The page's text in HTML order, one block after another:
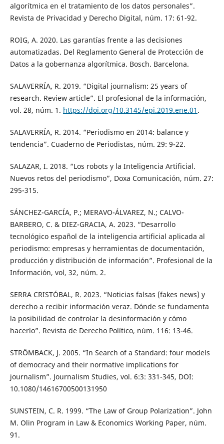
algorítmica en el tratamiento de los datos personales”.
Revista de Privacidad y Derecho Digital, núm. 17: 61-92.
ROIG, A. 2020. Las garantías frente a las decisiones
automatizadas. Del Reglamento General de Protección de
Datos a la gobernanza algorítmica. Bosch. Barcelona.
SALAVERRÍA, R. 2019. “Digital journalism: 25 years of
research. Review article”. El profesional de la información,
vol. 28, núm. 1. https://doi.org/10.3145/epi.2019.ene.01 .
SALAVERRÍA, R. 2014. “Periodismo en 2014: balance y
tendencia”. Cuaderno de Periodistas, núm. 29: 9-22.
SALAZAR, I. 2018. “Los robots y la Inteligencia Artificial.
Nuevos retos del periodismo”, Doxa Comunicación, núm. 27:
295-315.
SÁNCHEZ-GARCÍA, P.; MERAVO-ÁLVAREZ, N.; CALVO-
BARBERO, C. & DIEZ-GRACIA, A. 2023. “Desarrollo
tecnológico español de la inteligencia artificial aplicada al
periodismo: empresas y herramientas de documentación,
producción y distribución de información”. Profesional de la
Información, vol, 32, núm. 2.
SERRA CRISTÓBAL, R. 2023. “Noticias falsas (fakes news) y
derecho a recibir información veraz. Dónde se fundamenta
la posibilidad de controlar la desinformación y cómo
hacerlo”. Revista de Derecho Político, núm. 116: 13-46.
STRÖMBACK, J. 2005. “In Search of a Standard: four models
of democracy and their normative implications for
journalism”. Journalism Studies, vol. 6:3: 331-345, DOI:
10.1080/14616700500131950
SUNSTEIN, C. R. 1999. “The Law of Group Polarization”. John
M. Olin Program in Law & Economics Working Paper, núm.
91.